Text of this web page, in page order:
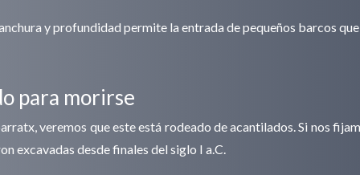
y profundidad permite la entrada de pequeños barcos
para morirse
veremos que este está rodeado de acantilados. Si nos
excavadas desde finales del siglo I a.C.